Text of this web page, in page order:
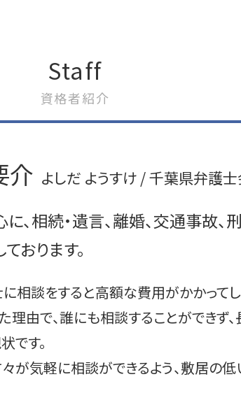
事故 加害者 ショック
事故 弁護士
事故 加害者が怪我
故 同乗者 家族
故 物件事故 慰謝料
故 被害者 慰謝料
故慰謝料 弁護士
事故 労災
故 労災 自賠責
Staff
資格者紹介
介 よしだ ようすけ / 千葉県弁護
、相続・遺言、離婚、交通事故
おります。
相談をすると高額な費用がかかって
理由で、誰にも相談することができず
です。
が気軽に相談ができるよう、敷居の